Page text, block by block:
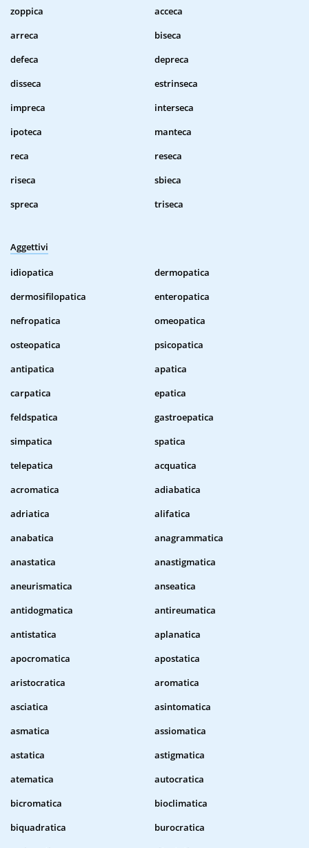
zoppica
acceca
arreca
biseca
defeca
depreca
disseca
estrinseca
impreca
interseca
ipoteca
manteca
reca
reseca
riseca
sbieca
spreca
triseca
Aggettivi
idiopatica
dermopatica
dermosifilopatica
enteropatica
nefropatica
omeopatica
osteopatica
psicopatica
antipatica
apatica
carpatica
epatica
feldspatica
gastroepatica
simpatica
spatica
telepatica
acquatica
acromatica
adiabatica
adriatica
alifatica
anabatica
anagrammatica
anastatica
anastigmatica
aneurismatica
anseatica
antidogmatica
antireumatica
antistatica
aplanatica
apocromatica
apostatica
aristocratica
aromatica
asciatica
asintomatica
asmatica
assiomatica
astatica
astigmatica
atematica
autocratica
bicromatica
bioclimatica
biquadratica
burocratica